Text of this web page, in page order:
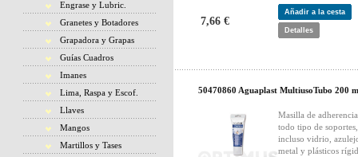
Engrase y Lubric.
Granetes y Botadores
Grapadora y Grapas
Guías Cuadros
Imanes
Lima, Raspa y Escof.
Llaves
Mangos
Martillos y Tases
7,66 €
Añadir a la cesta
Detalles
50470860 Aguaplast MultiusoTubo 200
Masilla de
todo tipo de soportes,
incluso vidrio,
metal y plásticos